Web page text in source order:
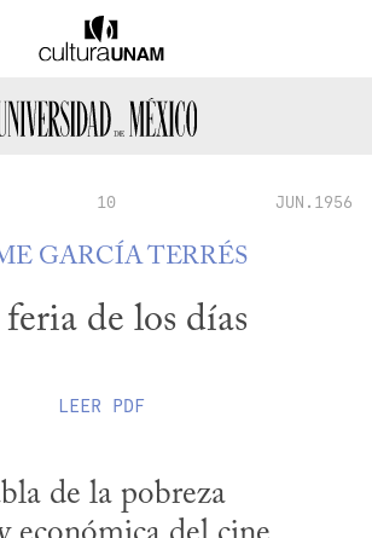
10 JUN.1956
GARCÍA TERRÉS
de los días
LEER PDF
de la pobreza